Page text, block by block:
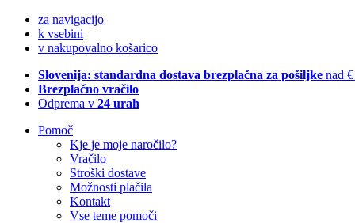
za navigacijo
k vsebini
v nakupovalno košarico
Slovenija: standardna dostava brezplačna za pošiljke nad
Brezplačno vračilo
Odprema v 24 urah
Pomoč
Kje je moje naročilo?
Vračilo
Stroški dostave
Možnosti plačila
Kontakt
Vse teme pomoči